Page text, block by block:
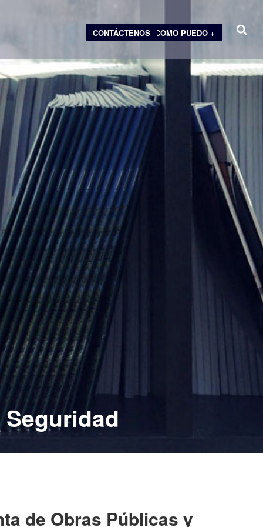
COMO PUEDO +
CONTÁCTENOS
de Obras Públicas y